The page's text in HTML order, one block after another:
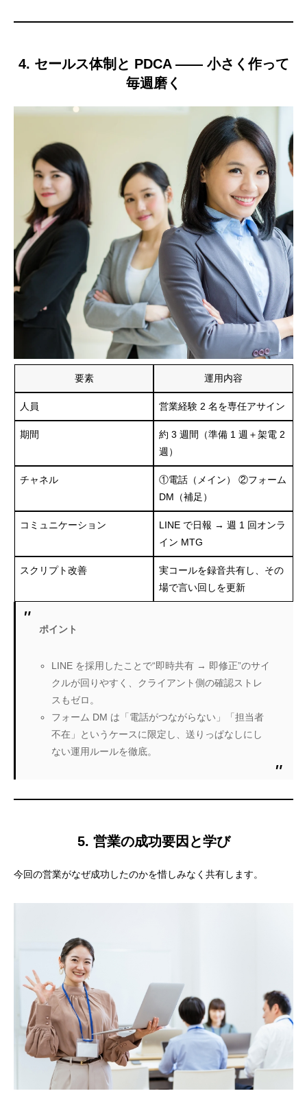
4. セールス体制と PDCA ―― 小さく作って
毎週磨く
要素 運用内容
人員 営業経験 2 名を専任アサイン
期間
約 3 週間（準備 1 週＋架電 2
週）
チャネル
①電話（メイン） ②フォーム
DM（補足）
コミュニケーション
LINE で日報 → 週 1 回オンラ
イン MTG
スクリプト改善
実コールを録音共有し、その
場で言い回しを更新
ポイント
LINE を採用したことで“即時共有 → 即修正”のサイ
クルが回りやすく、クライアント側の確認ストレ
スもゼロ。
フォーム DM は「電話がつながらない」「担当者
不在」というケースに限定し、送りっぱなしにし
ない運用ルールを徹底。
5. 営業の成功要因と学び
今回の営業がなぜ成功したのかを惜しみなく共有します。
1. プロジェクト概要（全体像をひと目で）
2. 背景 ―― なぜ営業のアウトソーシングを活用した
のか
3. 営業設計と施策 ―― “社会貢献 × 地域活性”
3-1. 営業のアタックリスト生成